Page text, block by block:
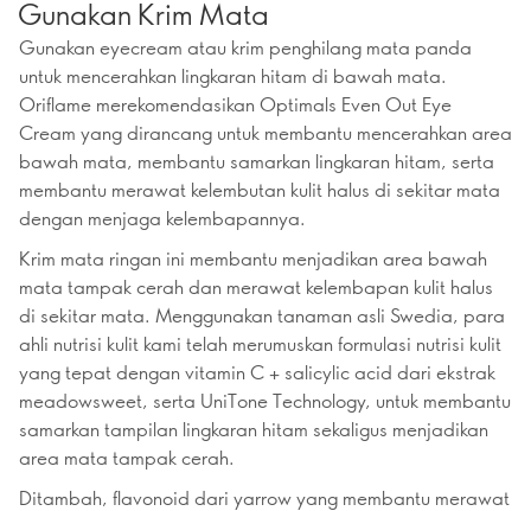
Gunakan Krim Mata
Gunakan eyecream atau krim penghilang mata panda
untuk mencerahkan lingkaran hitam di bawah mata.
Oriflame merekomendasikan Optimals Even Out Eye
Cream yang dirancang untuk membantu mencerahkan area
bawah mata, membantu samarkan lingkaran hitam, serta
membantu merawat kelembutan kulit halus di sekitar mata
dengan menjaga kelembapannya.
Krim mata ringan ini membantu menjadikan area bawah
mata tampak cerah dan merawat kelembapan kulit halus
di sekitar mata. Menggunakan tanaman asli Swedia, para
ahli nutrisi kulit kami telah merumuskan formulasi nutrisi kulit
yang tepat dengan vitamin C + salicylic acid dari ekstrak
meadowsweet, serta UniTone Technology, untuk membantu
samarkan tampilan lingkaran hitam sekaligus menjadikan
area mata tampak cerah.
Ditambah, flavonoid dari yarrow yang membantu merawat